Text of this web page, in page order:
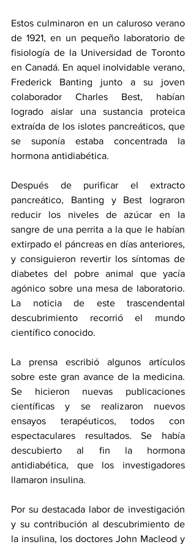
Estos culminaron en un caluroso verano
de 1921, en un pequeño laboratorio de
fisiología de la Universidad de Toronto
en Canadá. En aquel inolvidable verano,
Frederick Banting junto a su joven
colaborador Charles Best, habían
logrado aislar una sustancia proteica
extraída de los islotes pancreáticos, que
se suponía estaba concentrada la
hormona antidiabética.
Después de purificar el extracto
pancreático, Banting y Best lograron
reducir los niveles de azúcar en la
sangre de una perrita a la que le habían
extirpado el páncreas en días anteriores,
y consiguieron revertir los síntomas de
diabetes del pobre animal que yacía
agónico sobre una mesa de laboratorio.
La noticia de este trascendental
descubrimiento recorrió el mundo
científico conocido.
La prensa escribió algunos artículos
sobre este gran avance de la medicina.
Se hicieron nuevas publicaciones
científicas y se realizaron nuevos
ensayos terapéuticos, todos con
espectaculares resultados. Se había
descubierto al fin la hormona
antidiabética, que los investigadores
llamaron insulina.
Por su destacada labor de investigación
y su contribución al descubrimiento de
la insulina, los doctores John Macleod y